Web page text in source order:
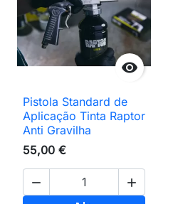

Pistola Standard de
Aplicação Tinta Raptor
Anti Gravilha
55,00 €
 